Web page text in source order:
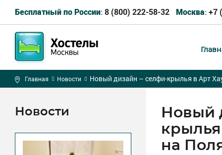
Бесплатный по России: 8 (800) 222-58-32 Москва: +7
Главная Новости Новый дизайн – селфи-крылья в Арт
Новости
Новый
на